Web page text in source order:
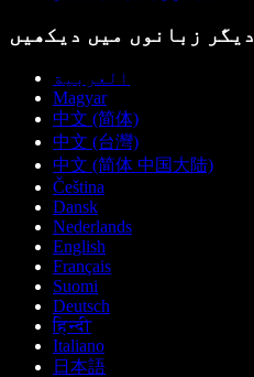
دیگر زبانوں میں دیکھیں
العربية
Magyar
中文 (简体)
中文 (台灣)
中文 (简体 中国大陆)
Čeština
Dansk
Nederlands
English
Français
Suomi
Deutsch
हिन्दी
Italiano
日本語